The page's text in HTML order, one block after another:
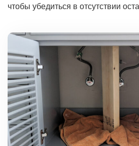
чтобы убедиться в отсутствии